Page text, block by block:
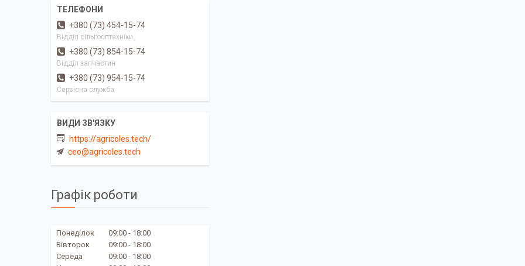
+380 (73) 454-15-74
Відділ сільгосптехніки
+380 (73) 854-15-74
Відділ запчастин
+380 (73) 954-15-74
Сервісна служба
https://agricoles.tech/
ceo@agricoles.tech
Графік роботи
Понеділок 09:00
18:00
Вівторок
09:00
18:00
Середа
09:00
18:00